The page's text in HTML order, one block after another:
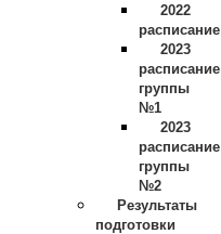
2022
расписание
2023
расписание
группы
№1
2023
расписание
группы
№2
Результаты
подготовки